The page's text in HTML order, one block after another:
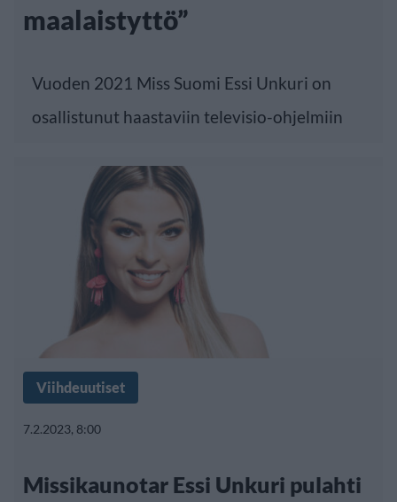
maalaistyttö”
Vuoden 2021 Miss Suomi Essi Unkuri on
osallistunut haastaviin televisio-ohjelmiin
Viihdeuutiset
7.2.2023, 8:00
Missikaunotar Essi Unkuri pulahti